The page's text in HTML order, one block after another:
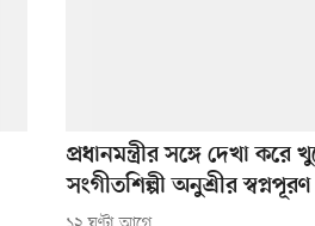
প্রধানমন্ত্রীর সঙ্গে দেখা করে
সংগীতশিল্পী অনুশ্রীর স্বপ্নপূরণ